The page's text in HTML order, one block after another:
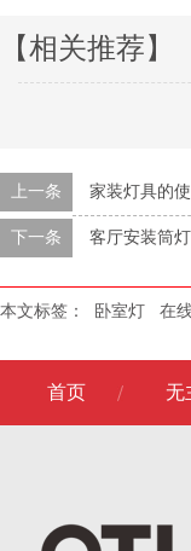
【相关推荐】
上一条 家装灯具的使
下一条 客厅安装筒
本文标签： 卧室灯 在
首页 无